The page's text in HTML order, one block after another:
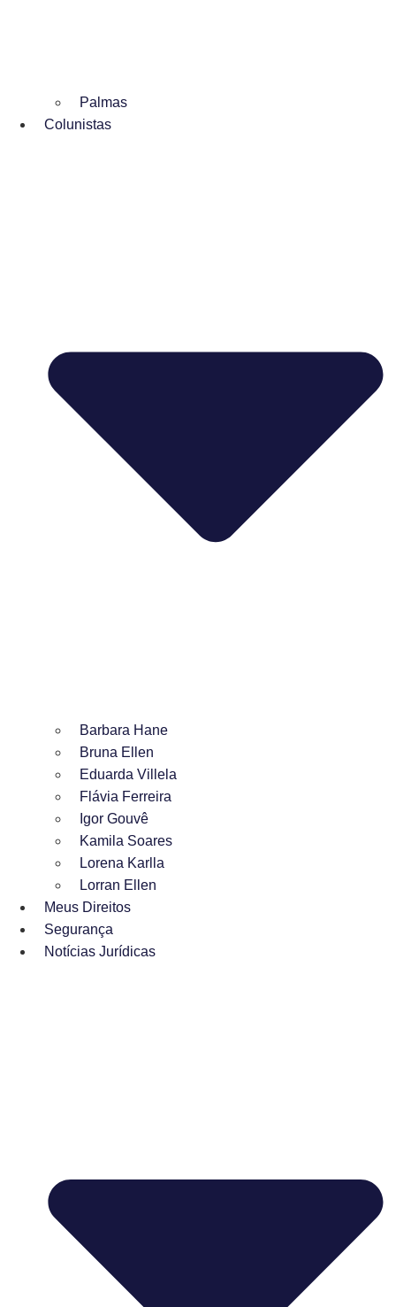
Palmas
Colunistas
Barbara Hane
Bruna Ellen
Eduarda Villela
Flávia Ferreira
Igor Gouvê
Kamila Soares
Lorena Karlla
Lorran Ellen
Meus Direitos
Segurança
Notícias Jurídicas